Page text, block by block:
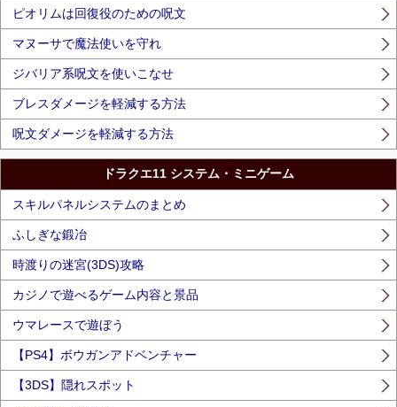
ピオリムは回復役のための呪文
マヌーサで魔法使いを守れ
ジバリア系呪文を使いこなせ
ブレスダメージを軽減する方法
呪文ダメージを軽減する方法
ドラクエ11 システム・ミニゲーム
スキルパネルシステムのまとめ
ふしぎな鍛冶
時渡りの迷宮(3DS)攻略
カジノで遊べるゲーム内容と景品
ウマレースで遊ぼう
【PS4】ボウガンアドベンチャー
【3DS】隠れスポット